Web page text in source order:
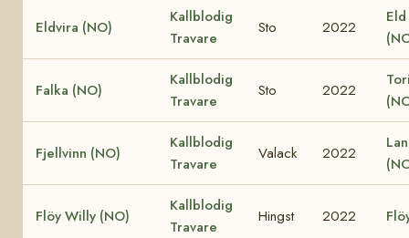
Eldvira (NO)
Kallblodig
Travare
Sto 2022
Falka (NO)
Kallblodig
Travare
Sto 2022
Fjellvinn (NO)
Kallblodig
Travare
Valack 2022
Flöy Willy (NO)
Kallblodig
Travare
Hingst 2022